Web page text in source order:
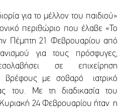
για το μέλλον του παιδιού»
περιθώριο που έλαβε «Το
Πέμπτη 21 Φεβρουαρίου από
για τους πρόσφυγες,
σε επιχείρηση
βρέφους με σοβαρό ιατρικό
του. Με τη διαδικασία του
24 Φεβρουαρίου ήταν η